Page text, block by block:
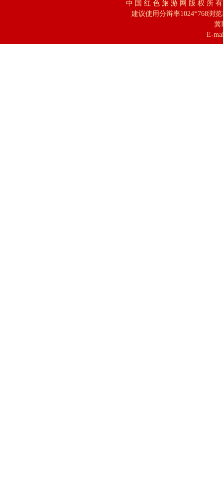
中 国 红 色 旅 游 网 版 权 所
建议使用分辩率1024*768浏
冀
E-